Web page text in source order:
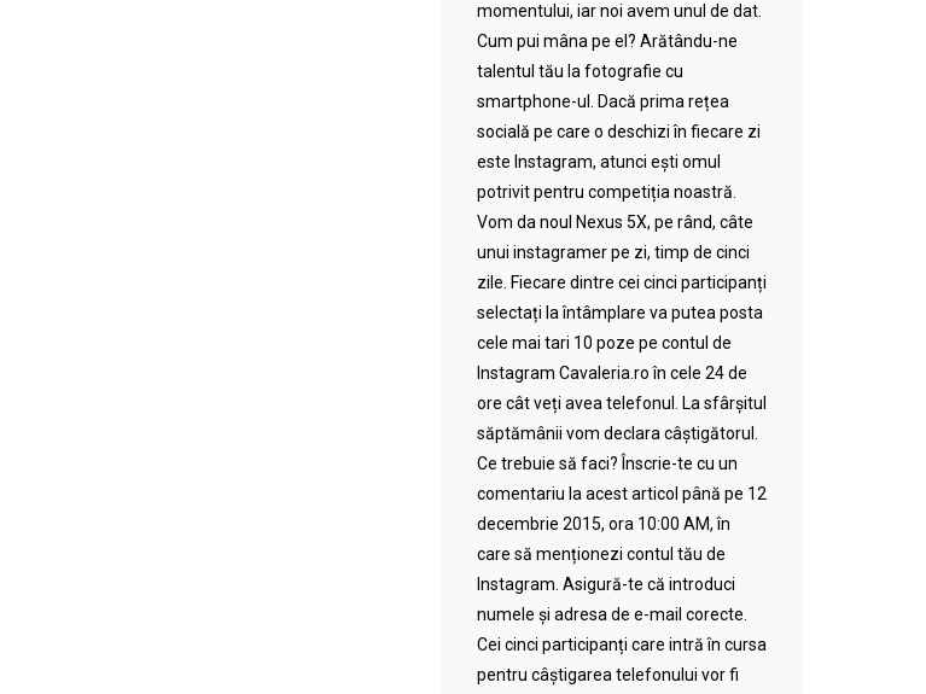
momentului, iar noi avem unul de dat.
Cum pui mâna pe el? Arătându-ne
talentul tău la fotografie cu
smartphone-ul. Dacă prima rețea
socială pe care o deschizi în fiecare zi
este Instagram, atunci ești omul
potrivit pentru competiția noastră.
Vom da noul Nexus 5X, pe rând, câte
unui instagramer pe zi, timp de cinci
zile. Fiecare dintre cei cinci participanți
selectați la întâmplare va putea posta
cele mai tari 10 poze pe contul de
Instagram Cavaleria.ro în cele 24 de
ore cât veți avea telefonul. La sfârșitul
săptămânii vom declara câștigătorul.
Ce trebuie să faci? Înscrie-te cu un
comentariu la acest articol până pe 12
decembrie 2015, ora 10:00 AM, în
care să menționezi contul tău de
Instagram. Asigură-te că introduci
numele și adresa de e-mail corecte.
Cei cinci participanți care intră în cursa
pentru câștigarea telefonului vor fi